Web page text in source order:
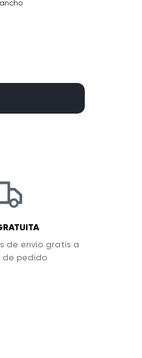
de envío gratis a
de pedido